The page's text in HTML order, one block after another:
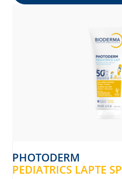
PHOTODERM
PEDIATRICS LAPTE